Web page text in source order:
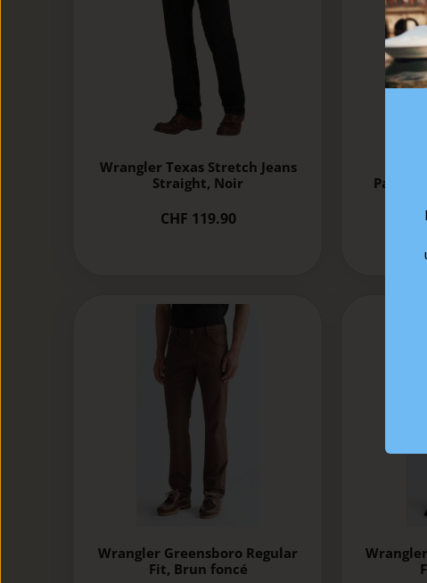
Wrangler Texas Stretch Jeans
Straight, Noir
CHF 119.90
Wrangler Greensboro Regular
Fit, Brun foncé